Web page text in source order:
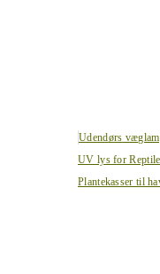
Udendørs
UV lys for
Plantekasser til